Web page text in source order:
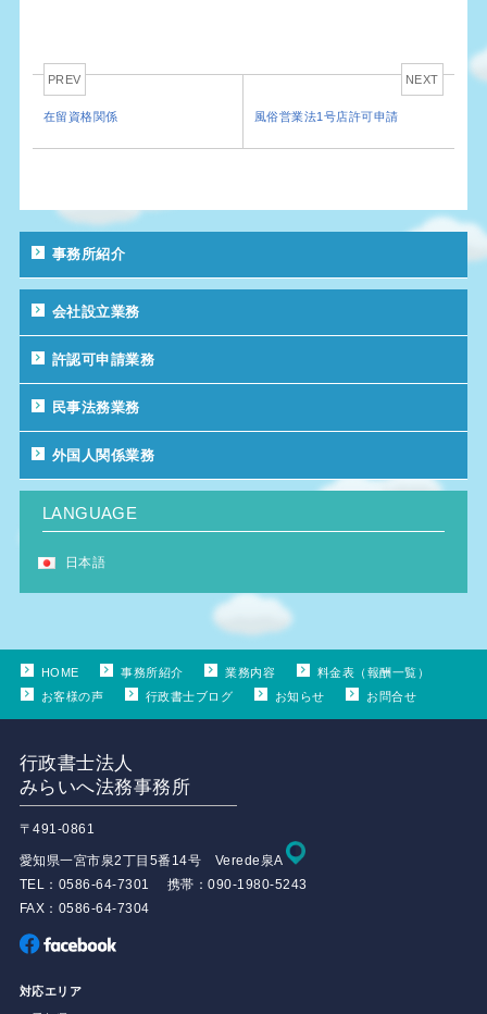
PREV
在留資格関係
NEXT
風俗営業法1号店許可申請
事務所紹介
会社設立業務
許認可申請業務
民事法務業務
外国人関係業務
LANGUAGE
日本語
HOME 事務所紹介 業務内容
料金表（報酬一覧）
お客様の声
行政書士ブログ お知らせ お問合せ
行政書士法人
みらいへ法務事務所
〒491-0861
愛知県一宮市泉2丁目5番14号 Verede泉A
TEL：0586-64-7301 携帯：090-1980-5243
FAX：0586-64-7304
対応エリア